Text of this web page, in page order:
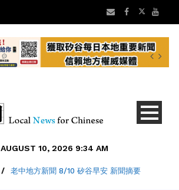
AUGUST 10, 2026 9:34 AM
/ 老中地方新聞 8/10 矽谷早安 新聞摘要